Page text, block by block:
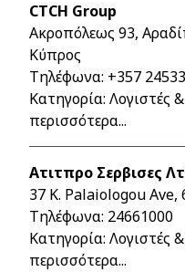
CTCH Group
Ακροπόλεως 93,
Κύπρος
Τηλέφωνα: +357
Κατηγορία: Λογιστές
περισσότερα...
Ατιτπρο Σερβισες
37 K. Palaiologou
Τηλέφωνα: 24661000
Κατηγορία: Λογιστές
περισσότερα...